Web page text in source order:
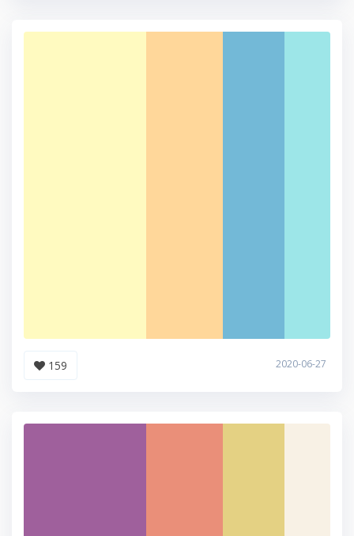
159 2020-06-27